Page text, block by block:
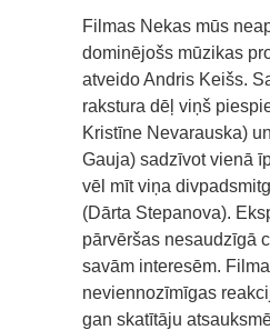
Filmas Nekas mūs
dominējošs mūzikas
atveido Andris Keišs.
rakstura dēļ viņš
Kristīne Nevarauska)
Gauja) sadzīvot vienā
vēl mīt viņa
(Dārta Stepanova).
pārvēršas nesaudzīgā
savām interesēm.
neviennozīmīgas
gan skatītāju